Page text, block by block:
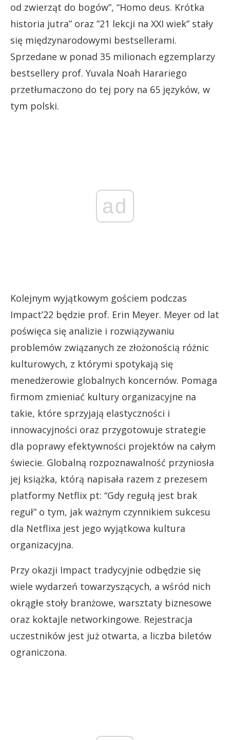
od zwierząt do bogów”, “Homo deus. Krótka
historia jutra” oraz ”21 lekcji na XXI wiek” stały
się międzynarodowymi bestsellerami.
Sprzedane w ponad 35 milionach egzemplarzy
bestsellery prof. Yuvala Noah Harariego
przetłumaczono do tej pory na 65 języków, w
tym polski.
ad
Kolejnym wyjątkowym gościem podczas
Impact’22 będzie prof. Erin Meyer. Meyer od lat
poświęca się analizie i rozwiązywaniu
problemów związanych ze złożonością różnic
kulturowych, z którymi spotykają się
menedżerowie globalnych koncernów. Pomaga
firmom zmieniać kultury organizacyjne na
takie, które sprzyjają elastyczności i
innowacyjności oraz przygotowuje strategie
dla poprawy efektywności projektów na całym
świecie. Globalną rozpoznawalność przyniosła
jej książka, którą napisała razem z prezesem
platformy Netflix pt: “Gdy regułą jest brak
reguł” o tym, jak ważnym czynnikiem sukcesu
dla Netflixa jest jego wyjątkowa kultura
organizacyjna.
Przy okazji Impact tradycyjnie odbędzie się
wiele wydarzeń towarzyszących, a wśród nich
okrągłe stoły branżowe, warsztaty biznesowe
oraz koktajle networkingowe. Rejestracja
uczestników jest już otwarta, a liczba biletów
ograniczona.